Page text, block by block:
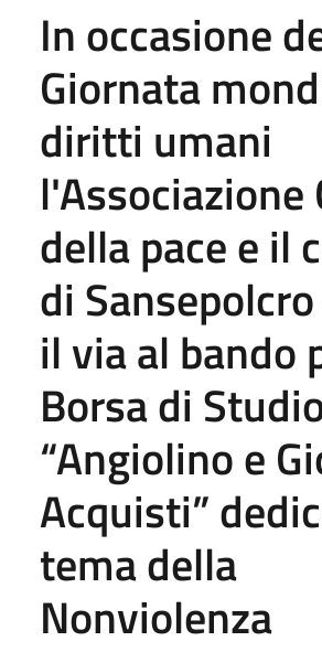
In occasione
Giornata
diritti umani
l'Associazione
della pace e il
di
il via al bando
Borsa di
“Angiolino e
Acquisti”
tema della
Nonviolenza